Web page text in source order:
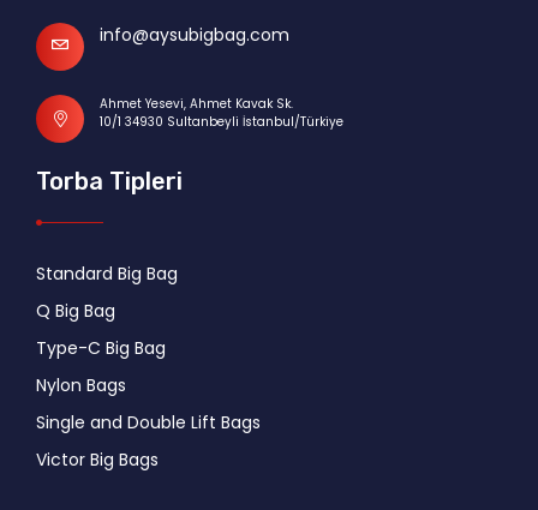
info@aysubigbag.com
Ahmet Yesevi, Ahmet Kavak Sk.
10/1 34930 Sultanbeyli İstanbul/Türkiye
Torba Tipleri
Standard Big Bag
Q Big Bag
Type-C Big Bag
Nylon Bags
Single and Double Lift Bags
Victor Big Bags